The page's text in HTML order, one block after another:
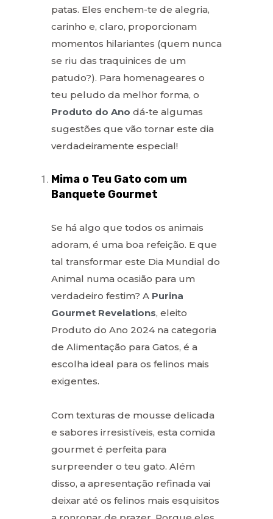
patas. Eles enchem-te de alegria,
carinho e, claro, proporcionam
momentos hilariantes (quem nunca
se riu das traquinices de um
patudo?). Para homenageares o
teu peludo da melhor forma, o
Produto do Ano dá-te algumas
sugestões que vão tornar este dia
verdadeiramente especial!
Mima o Teu Gato com um
Banquete Gourmet
Se há algo que todos os animais
adoram, é uma boa refeição. E que
tal transformar este Dia Mundial do
Animal numa ocasião para um
verdadeiro festim? A Purina
Gourmet Revelations, eleito
Produto do Ano 2024 na categoria
de Alimentação para Gatos, é a
escolha ideal para os felinos mais
exigentes.
Com texturas de mousse delicada
e sabores irresistíveis, esta comida
gourmet é perfeita para
surpreender o teu gato. Além
disso, a apresentação refinada vai
deixar até os felinos mais esquisitos